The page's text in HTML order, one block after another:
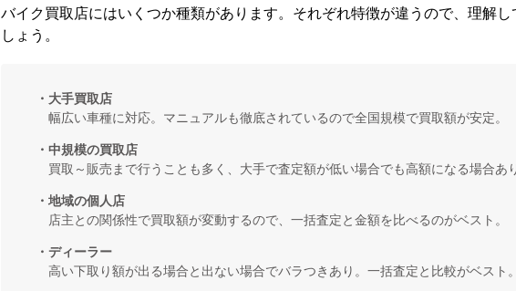
バイク買取店にはいくつか種類があります。それぞれ特徴が違うので、理解し
しょう。
・大手買取店
幅広い車種に対応。マニュアルも徹底されているので全国規模で買取額が安定。
・中規模の買取店
買取～販売まで行うことも多く、大手で査定額が低い場合でも高額になる場合あり
・地域の個人店
店主との関係性で買取額が変動するので、一括査定と金額を比べるのがベスト。
・ディーラー
高い下取り額が出る場合と出ない場合でバラつきあり。一括査定と比較がベスト。